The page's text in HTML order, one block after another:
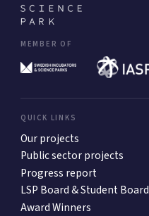
MEMBER OF
QUICK LINKS
Our projects
Public sector projects
Progress report
LSP Board & Student Board
Award Winners